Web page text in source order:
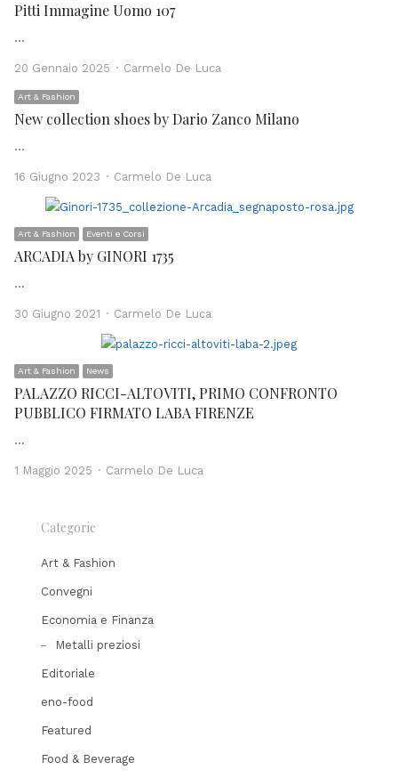
Pitti Immagine Uomo 107
…
20 Gennaio 2025 Author
Carmelo De Luca
Art & Fashion
New collection shoes by Dario Zanco Milano
…
16 Giugno 2023 Author
Carmelo De Luca
Art & Fashion Eventi e Corsi
ARCADIA by GINORI 1735
…
30 Giugno 2021 Author
Carmelo De Luca
Art & Fashion News
PALAZZO RICCI-ALTOVITI, PRIMO CONFRONTO
PUBBLICO FIRMATO LABA FIRENZE
…
1 Maggio 2025 Author
Carmelo De Luca
Categorie
Art & Fashion
Convegni
Economia e Finanza
Metalli preziosi
Editoriale
eno-food
Featured
Food & Beverage